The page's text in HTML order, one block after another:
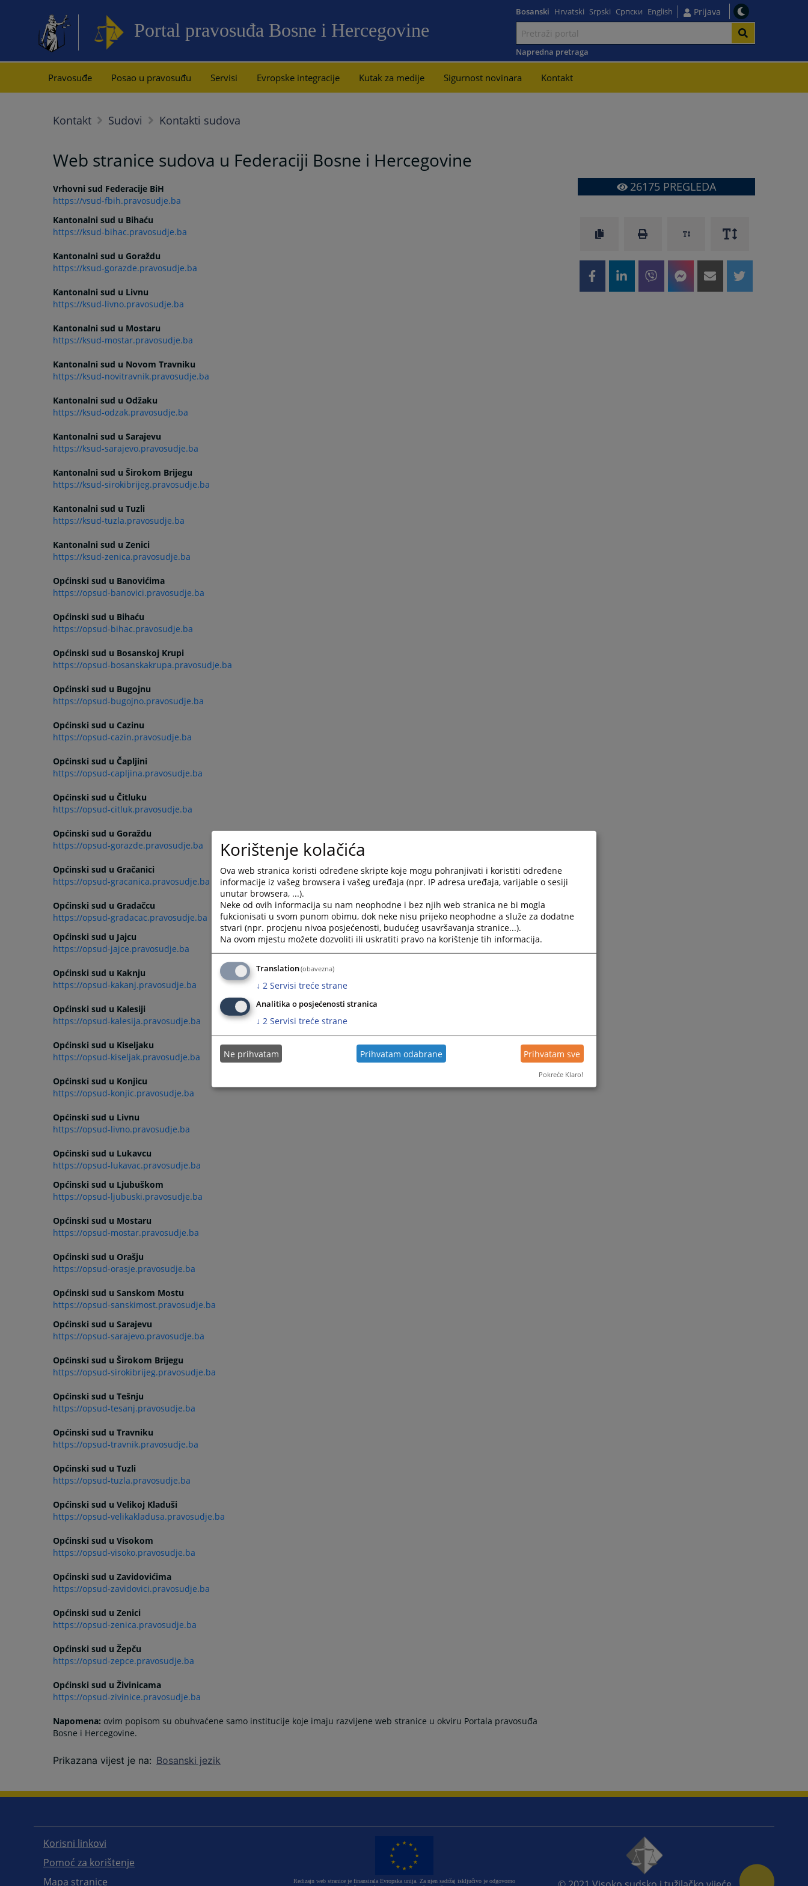
Portal pravosuđa Bosne i Hercegovine
sadržaj
Bosanski Hrvatski Srpski Српски English Prijava
Napredna pretraga
Pravosuđe Posao u pravosuđu Servisi Evropske integracije Kutak za medije Sigurnost novinara Kontakt
Kontakt Sudovi Kontakti sudova
Web stranice sudova u Federaciji Bosne i Hercegovine
Vrhovni sud Federacije BiH
https://vsud-fbih.pravosudje.ba
Kantonalni sud u Bihaću
https://ksud-bihac.pravosudje.ba
Kantonalni sud u Goraždu
https://ksud-gorazde.pravosudje.ba
Kantonalni sud u Livnu
https://ksud-livno.pravosudje.ba
Kantonalni sud u Mostaru
https://ksud-mostar.pravosudje.ba
Kantonalni sud u Novom Travniku
https://ksud-novitravnik.pravosudje.ba
Kantonalni sud u Odžaku
https://ksud-odzak.pravosudje.ba
Kantonalni sud u Sarajevu
https://ksud-sarajevo.pravosudje.ba
Kantonalni sud u Širokom Brijegu
https://ksud-sirokibrijeg.pravosudje.ba
Kantonalni sud u Tuzli
https://ksud-tuzla.pravosudje.ba
Kantonalni sud u Zenici
https://ksud-zenica.pravosudje.ba
Općinski sud u Banovićima
https://opsud-banovici.pravosudje.ba
Općinski sud u Bihaću
https://opsud-bihac.pravosudje.ba
Općinski sud u Bosanskoj Krupi
https://opsud-bosanskakrupa.pravosudje.ba
Općinski sud u Bugojnu
https://opsud-bugojno.pravosudje.ba
Općinski sud u Cazinu
https://opsud-cazin.pravosudje.ba
Općinski sud u Čapljini
https://opsud-capljina.pravosudje.ba
Općinski sud u Čitluku
https://opsud-citluk.pravosudje.ba
Općinski sud u Goraždu
https://opsud-gorazde.pravosudje.ba
Općinski sud u Gračanici
https://opsud-gracanica.pravosudje.ba
Općinski sud u Gradačcu
https://opsud-gradacac.pravosudje.ba
Općinski sud u Jajcu
https://opsud-jajce.pravosudje.ba
Općinski sud u Kaknju
https://opsud-kakanj.pravosudje.ba
Općinski sud u Kalesiji
https://opsud-kalesija.pravosudje.ba
Općinski sud u Kiseljaku
https://opsud-kiseljak.pravosudje.ba
Općinski sud u Konjicu
https://opsud-konjic.pravosudje.ba
Općinski sud u Livnu
https://opsud-livno.pravosudje.ba
Općinski sud u Lukavcu
https://opsud-lukavac.pravosudje.ba
Općinski sud u Ljubuškom
https://opsud-ljubuski.pravosudje.ba
Općinski sud u Mostaru
https://opsud-mostar.pravosudje.ba
Općinski sud u Orašju
https://opsud-orasje.pravosudje.ba
Općinski sud u Sanskom Mostu
https://opsud-sanskimost.pravosudje.ba
Općinski sud u Sarajevu
https://opsud-sarajevo.pravosudje.ba
Općinski sud u Širokom Brijegu
https://opsud-sirokibrijeg.pravosudje.ba
Općinski sud u Tešnju
https://opsud-tesanj.pravosudje.ba
Općinski sud u Travniku
https://opsud-travnik.pravosudje.ba
Općinski sud u Tuzli
https://opsud-tuzla.pravosudje.ba
Općinski sud u Velikoj Kladuši
https://opsud-velikakladusa.pravosudje.ba
Općinski sud u Visokom
https://opsud-visoko.pravosudje.ba
Općinski sud u Zavidovićima
https://opsud-zavidovici.pravosudje.ba
Općinski sud u Zenici
https://opsud-zenica.pravosudje.ba
Općinski sud u Žepču
https://opsud-zepce.pravosudje.ba
Općinski sud u Živinicama
https://opsud-zivinice.pravosudje.ba
Napomena: ovim popisom su obuhvaćene samo institucije koje imaju razvijene web stranice u okviru Portala pravosuđa
Bosne i Hercegovine.
Prikazana vijest je na: Bosanski jezik
26175PREGLEDA
Korisni linkovi
Pomoć za korištenje
Mapa stranice
Redizajn web stranice je finansirala Evropska unija. Za njen sadržaj isključivo je odgovorno
Korištenje kolačića
Ova web stranica koristi određene skripte koje mogu pohranjivati i koristiti određene
informacije iz vašeg browsera i vašeg uređaja (npr. IP adresa uređaja, varijable o sesiji
unutar browsera, ...).
Neke od ovih informacija su nam neophodne i bez njih web stranica ne bi mogla
fukcionisati u svom punom obimu, dok neke nisu prijeko neophodne a služe za dodatne
stvari (npr. procjenu nivoa posjećenosti, budućeg usavršavanja stranice...).
Na ovom mjestu možete dozvoliti ili uskratiti pravo na korištenje tih informacija.
Translation(obavezna)
↓ 2 Servisi treće strane
Analitika o posjećenosti stranica
↓ 2 Servisi treće strane
Ne prihvatam Prihvatam odabrane Prihvatam sve
Pokreće Klaro!